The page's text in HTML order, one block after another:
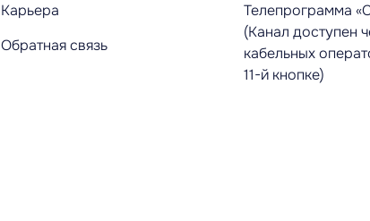
Карьера
Обратная связь
Телепрограмма
(Канал доступен
кабельных
11-й кнопке)